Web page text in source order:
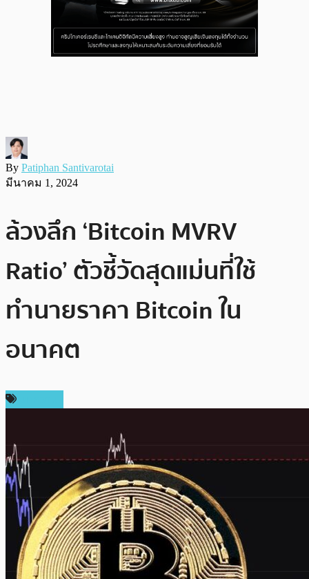
By Patiphan Santivarotai
มีนาคม 1, 2024
ล้วงลึก ‘Bitcoin MVRV
Ratio’ ตัวชี้วัดสุดแม่นที่ใช้
ทำนายราคา Bitcoin ใน
อนาคต